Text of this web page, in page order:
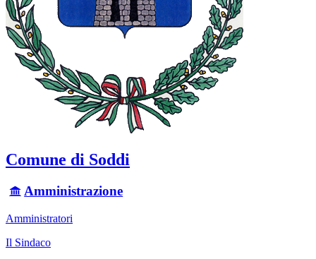
Comune di Soddi
Amministrazione
Amministratori
Il Sindaco